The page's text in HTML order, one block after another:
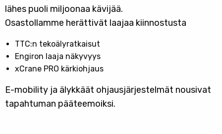
lähes puoli miljoonaa kävijää.
Osastollamme herättivät laajaa kiinnostusta
TTC:n tekoälyratkaisut
Engiron laaja näkyvyys
xCrane PRO kärkiohjaus
E-mobility ja älykkäät ohjausjärjestelmät nousivat
tapahtuman pääteemoiksi.